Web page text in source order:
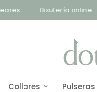
Bisutería online
Collares Pulseras